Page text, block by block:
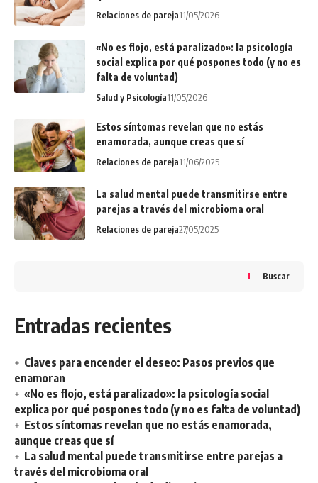
Relaciones de pareja11/05/2026
«No es flojo, está paralizado»: la psicología
social explica por qué pospones todo (y no es
falta de voluntad)
Salud y Psicología11/05/2026
Estos síntomas revelan que no estás
enamorada, aunque creas que sí
Relaciones de pareja11/06/2025
La salud mental puede transmitirse entre
parejas a través del microbioma oral
Relaciones de pareja27/05/2025
Buscar
Entradas recientes
Claves para encender el deseo: Pasos previos que
enamoran
«No es flojo, está paralizado»: la psicología social
explica por qué pospones todo (y no es falta de voluntad)
Estos síntomas revelan que no estás enamorada,
aunque creas que sí
La salud mental puede transmitirse entre parejas a
través del microbioma oral